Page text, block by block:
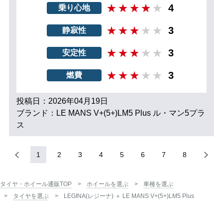
乗り心地 4
静寂性 3
安定性 3
燃費 3
投稿日：2026年04月19日
ブランド：LE MANS V+(5+)LM5 Plus ル・マン5プラ
ス
1 2 3 4 5 6 7 8
タイヤ・ホイール通販TOP ホイールを選ぶ
車種を選ぶ
タイヤを選ぶ
LEGINA(レジーナ) ＋ LE MANS V+(5+)LM5 Plus